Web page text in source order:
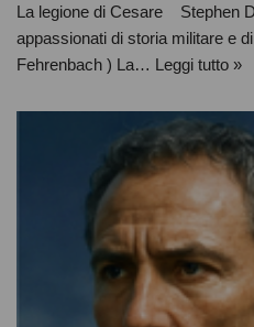
La legione di Cesare Stephen
appassionati di storia militare e
Fehrenbach ) La… Leggi tutto »